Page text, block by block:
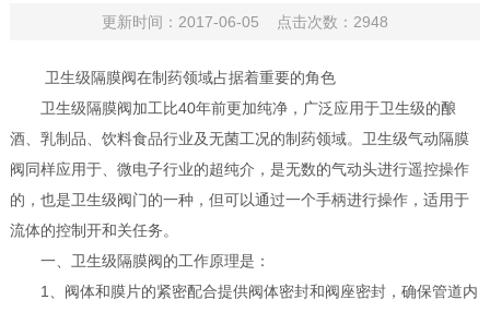
更新时间：2017-06-05 点击次数：2948
卫生级隔膜阀在制药领域占据着重要的角色
卫生级隔膜阀加工比40年前更加纯净，广泛应用于卫生级的酿
酒、乳制品、饮料食品行业及无菌工况的制药领域。卫生级气动隔膜
阀同样应用于、微电子行业的超纯介，是无数的气动头进行遥控操作
的，也是卫生级阀门的一种，但可以通过一个手柄进行操作，适用于
流体的控制开和关任务。
一、卫生级隔膜阀的工作原理是：
1、阀体和膜片的紧密配合提供阀体密封和阀座密封，确保管道内